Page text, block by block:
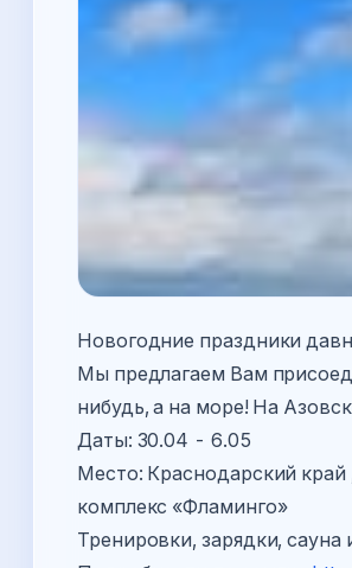
Новогодние праздники
Мы предлагаем Вам
нибудь, а на море! На
Даты: 30.04 - 6.05
Место: Краснодарский край
комплекс «Фламинго»
Тренировки, зарядки,